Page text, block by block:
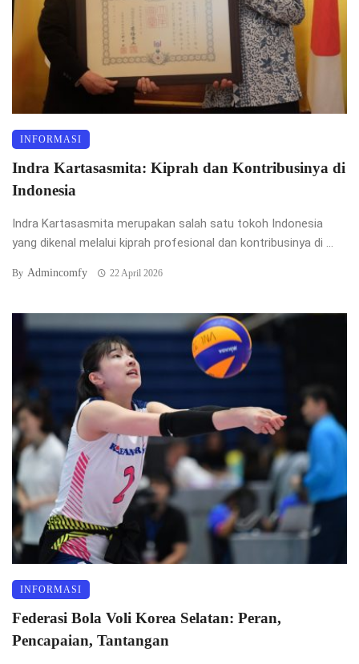
INFORMASI
Indra Kartasasmita: Kiprah dan Kontribusinya di
Indonesia
Indra Kartasasmita merupakan salah satu tokoh Indonesia
yang dikenal melalui kiprah profesional dan kontribusinya di ...
By Admincomfy 22 April 2026
INFORMASI
Federasi Bola Voli Korea Selatan: Peran,
Pencapaian, Tantangan